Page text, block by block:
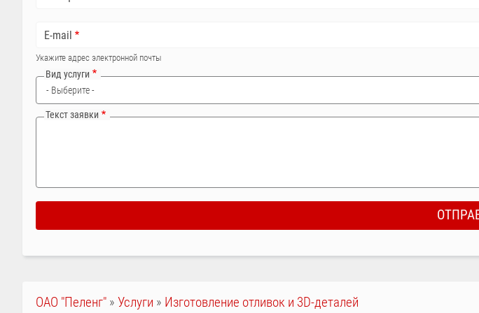
E-mail
Укажите адрес электронной почты
Вид услуги
Текст заявки
СТРОКА
ОАО "Пеленг" Услуги Изготовление отливок и 3D-деталей